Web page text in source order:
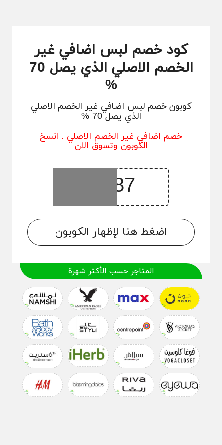
كود خصم لبس اضافي غير
الخصم الاصلي الذي يصل 70
%
كوبون خصم لبس اضافي غير الخصم الاصلي
الذي يصل 70 %
خصم اضافي غير الخصم الاصلي . انسخ
الكوبون وتسوق الان
اضغط هنا لإظهار الكوبون
المتاجر حسب الأكثر شهرة